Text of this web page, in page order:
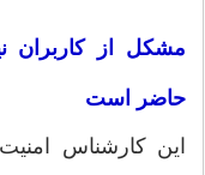
مشکل از
حاضر است
این کارشناس